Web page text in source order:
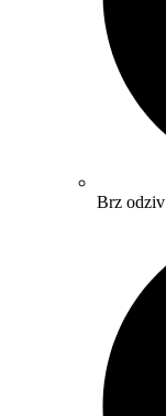
Brz odziv